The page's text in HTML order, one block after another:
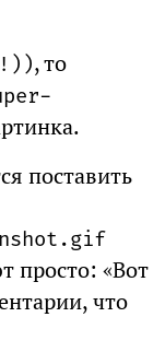
), то
поставить
просто: «Вот
что